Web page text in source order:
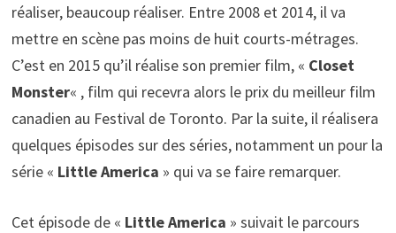
réaliser, beaucoup réaliser. Entre 2008 et 2014, il va
mettre en scène pas moins de huit courts-métrages.
C’est en 2015 qu’il réalise son premier film, « Closet
Monster« , film qui recevra alors le prix du meilleur film
canadien au Festival de Toronto. Par la suite, il réalisera
quelques épisodes sur des séries, notamment un pour la
série « Little America » qui va se faire remarquer.
Cet épisode de « Little America » suivait le parcours